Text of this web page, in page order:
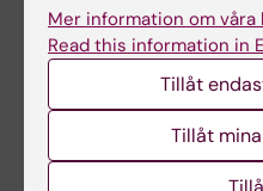
om examinationsform,
examinationstillfällen,
komplettering eller
obligatoriska
Innehåll och
Mer information om våra
Read this information in
Tillåt
Tillåt